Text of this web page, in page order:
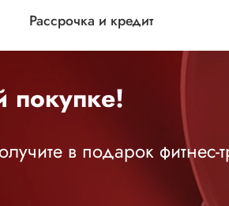
Рассрочка и кредит
в подарок фитнес-